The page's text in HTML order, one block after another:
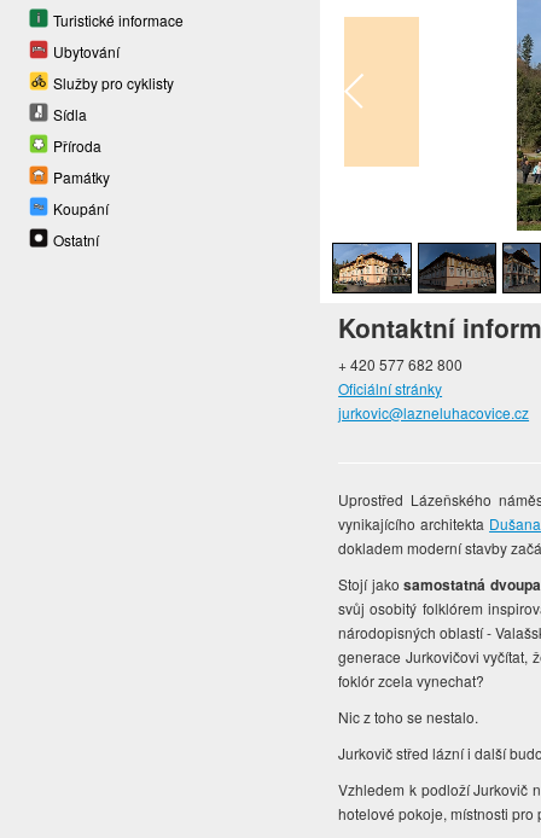
Turistické informace
Ubytování
Služby pro cyklisty
Sídla
Příroda
Památky
Koupání
Ostatní
Kontaktní
+ 420 577 682 800
Oficiální stránky
jurkovic@lazneluhacovice.cz
Uprostřed Lázeňského
vynikajícího architekta
dokladem moderní stavby
Stojí jakosamostatná
svůj osobitý folklórem
národopisných oblastí -
generace Jurkovičovi vyčítat,
foklór zcela vynechat?
Nic z toho se nestalo.
Jurkovič střed lázní i další
Vzhledem k podloží Jurkovič
hotelové pokoje, místnosti